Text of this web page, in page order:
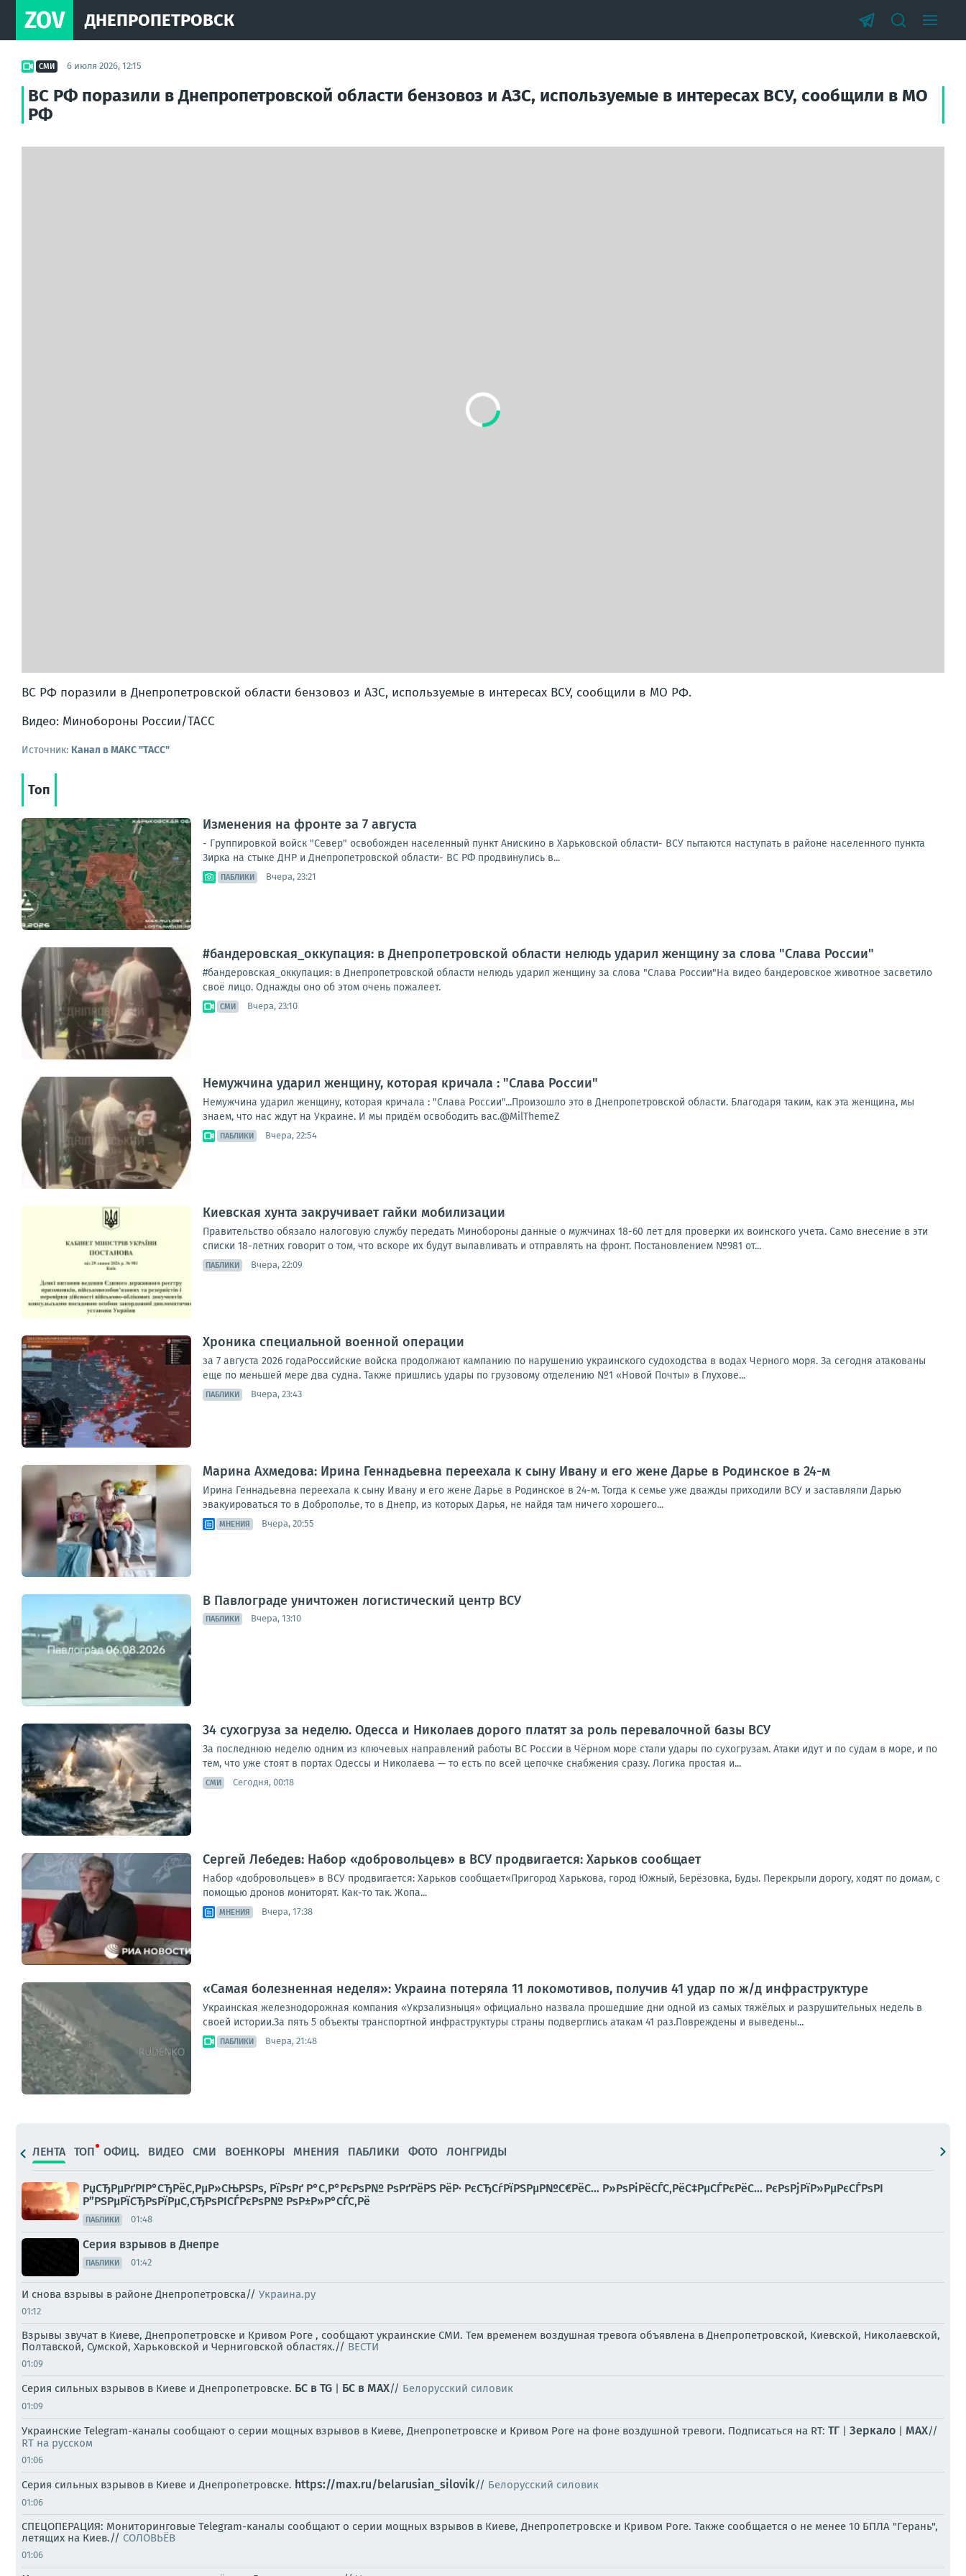
ZOV ДНЕПРОПЕТРОВСК
СМИ 6 июля 2026, 12:15
ВС РФ поразили в Днепропетровской области бензовоз и АЗС, используемые в интересах ВСУ, сообщили в МО
РФ
ВС РФ поразили в Днепропетровской области бензовоз и АЗС, используемые в интересах ВСУ, сообщили в МО РФ.
Видео: Минобороны России/ТАСС
Источник: Канал в МАКС "ТАСС"
Топ
Изменения на фронте за 7 августа
- Группировкой войск "Север" освобожден населенный пункт Анискино в Харьковской области- ВСУ пытаются наступать в районе населенного пункта
Зирка на стыке ДНР и Днепропетровской области- ВС РФ продвинулись в...
ПАБЛИКИ Вчера, 23:21
#бандеровская_оккупация: в Днепропетровской области нелюдь ударил женщину за слова "Слава России"
#бандеровская_оккупация: в Днепропетровской области нелюдь ударил женщину за слова "Слава России"На видео бандеровское животное засветило
своё лицо. Однажды оно об этом очень пожалеет.
СМИ Вчера, 23:10
Немужчина ударил женщину, которая кричала : "Слава России"
Немужчина ударил женщину, которая кричала : "Слава России"...Произошло это в Днепропетровской области. Благодаря таким, как эта женщина, мы
знаем, что нас ждут на Украине. И мы придём освободить вас.@MilThemeZ
ПАБЛИКИ Вчера, 22:54
Киевская хунта закручивает гайки мобилизации
Правительство обязало налоговую службу передать Минобороны данные о мужчинах 18-60 лет для проверки их воинского учета. Само внесение в эти
списки 18-летних говорит о том, что вскоре их будут вылавливать и отправлять на фронт. Постановлением №981 от...
ПАБЛИКИ Вчера, 22:09
Хроника специальной военной операции
за 7 августа 2026 годаРоссийские войска продолжают кампанию по нарушению украинского судоходства в водах Черного моря. За сегодня атакованы
еще по меньшей мере два судна. Также пришлись удары по грузовому отделению №1 «Новой Почты» в Глухове...
ПАБЛИКИ Вчера, 23:43
Марина Ахмедова: Ирина Геннадьевна переехала к сыну Ивану и его жене Дарье в Родинское в 24-м
Ирина Геннадьевна переехала к сыну Ивану и его жене Дарье в Родинское в 24-м. Тогда к семье уже дважды приходили ВСУ и заставляли Дарью
эвакуироваться то в Доброполье, то в Днепр, из которых Дарья, не найдя там ничего хорошего...
МНЕНИЯ Вчера, 20:55
В Павлограде уничтожен логистический центр ВСУ
ПАБЛИКИ Вчера, 13:10
34 сухогруза за неделю. Одесса и Николаев дорого платят за роль перевалочной базы ВСУ
За последнюю неделю одним из ключевых направлений работы ВС России в Чёрном море стали удары по сухогрузам. Атаки идут и по судам в море, и по
тем, что уже стоят в портах Одессы и Николаева — то есть по всей цепочке снабжения сразу. Логика простая и...
СМИ Сегодня, 00:18
Сергей Лебедев: Набор «добровольцев» в ВСУ продвигается: Харьков сообщает
Набор «добровольцев» в ВСУ продвигается: Харьков сообщает«Пригород Харькова, город Южный, Берёзовка, Буды. Перекрыли дорогу, ходят по домам, с
помощью дронов мониторят. Как-то так. Жопа...
МНЕНИЯ Вчера, 17:38
«Самая болезненная неделя»: Украина потеряла 11 локомотивов, получив 41 удар по ж/д инфраструктуре
Украинская железнодорожная компания «Укрзализныця» официально назвала прошедшие дни одной из самых тяжёлых и разрушительных недель в
своей истории.За пять 5 объекты транспортной инфраструктуры страны подверглись атакам 41 раз.Повреждены и выведены...
ПАБЛИКИ Вчера, 21:48
ЛЕНТА ТОП ОФИЦ. ВИДЕО СМИ ВОЕНКОРЫ МНЕНИЯ ПАБЛИКИ ФОТО ЛОНГРИДЫ
РџСЂРµРґРІР°СЂРёС‚РµР»СЊРЅРѕ, РїРѕРґ Р°С‚Р°РєРѕР№ РѕРґРёРЅ РёР· РєСЂСѓРїРЅРµР№С€РёС… Р»РѕРіРёСЃС‚РёС‡РµСЃРєРёС… РєРѕРјРїР»РµРєСЃРѕРІ
Р”РЅРµРїСЂРѕРїРµС‚СЂРѕРІСЃРєРѕР№ РѕР±Р»Р°СЃС‚Рё
ПАБЛИКИ 01:48
Серия взрывов в Днепре
ПАБЛИКИ 01:42
И снова взрывы в районе Днепропетровска// Украина.ру
01:12
Взрывы звучат в Киеве, Днепропетровске и Кривом Роге , сообщают украинские СМИ. Тем временем воздушная тревога объявлена в Днепропетровской, Киевской, Николаевской,
Полтавской, Сумской, Харьковской и Черниговской областях.// ВЕСТИ
01:09
Серия сильных взрывов в Киеве и Днепропетровске. БС в TG | БС в МАХ// Белорусский силовик
01:09
Украинские Telegram-каналы сообщают о серии мощных взрывов в Киеве, Днепропетровске и Кривом Роге на фоне воздушной тревоги. Подписаться на RT: ТГ | Зеркало | MAX//
RT на русском
01:06
Серия сильных взрывов в Киеве и Днепропетровске. https://max.ru/belarusian_silovik// Белорусский силовик
01:06
СПЕЦОПЕРАЦИЯ: Мониторинговые Telegram-каналы сообщают о серии мощных взрывов в Киеве, Днепропетровске и Кривом Роге. Также сообщается о не менее 10 БПЛА "Герань",
летящих на Киев.// СОЛОВЬЁВ
01:06